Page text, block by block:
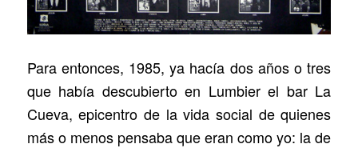
Para entonces, 1985, ya hacía dos años o tres
que había descubierto en Lumbier el bar La
Cueva, epicentro de la vida social de quienes
más o menos pensaba que eran como yo: la de